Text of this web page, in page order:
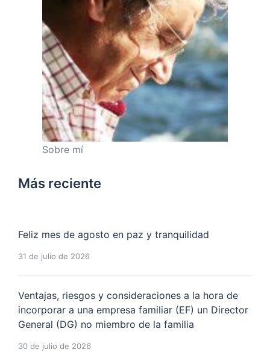
Sobre mí
Más reciente
Feliz mes de agosto en paz y tranquilidad
31 de julio de 2026
Ventajas, riesgos y consideraciones a la hora de
incorporar a una empresa familiar (EF) un Director
General (DG) no miembro de la familia
30 de julio de 2026